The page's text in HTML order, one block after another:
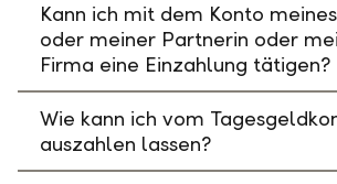
Kann ich mit dem Konto
oder meiner Partnerin oder
Firma eine Einzahlung tätigen?
Wie kann ich vom
auszahlen lassen?